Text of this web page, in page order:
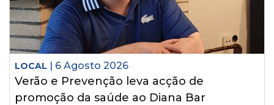
LOCAL | 6 Agosto 2026
Verão e Prevenção leva acção de
promoção da saúde ao Diana Bar